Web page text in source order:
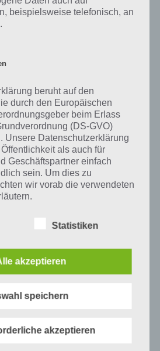
Namen hat. Entsprechend ist 94
Spiel. Bereits über 10 Millionen mal
Teilen auf Facebook
hier auf Touchportal
beispielsweise telefonisch, an
beruht auf den
durch den Europäischen
beim Erlass
(DS-GVO)
Unsere Datenschutzerklärung
als auch für
Geschäftspartner einfach
sein. Um dies zu
wir vorab die verwendeten
Datenschutzerklärung
folgenden Begriffe:
Daten
Daten sind alle
Person") beziehen.
Statistiken
akzeptieren
speichern
akzeptieren